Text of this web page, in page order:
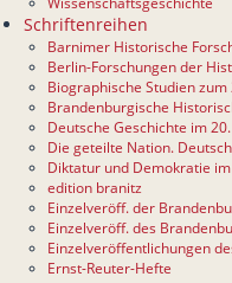
Schriftenreihen
Barnimer Historische
Berlin-Forschungen der
Biographische Studien zum
Brandenburgische
Deutsche Geschichte im
Die geteilte Nation.
Diktatur und Demokratie
edition branitz
Einzelveröff. der
Einzelveröff. des
Einzelveröffentlichungen
Ernst-Reuter-Hefte